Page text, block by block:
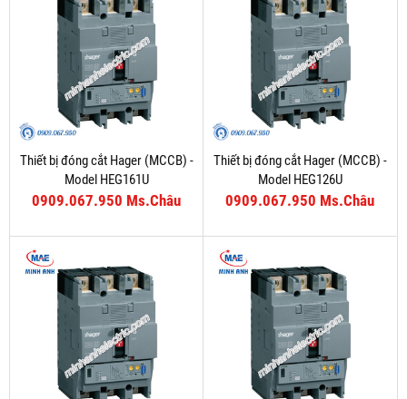
Thiết bị đóng cắt Hager (MCCB) -
Model HEG161U
0909.067.950 Ms.Châu
Thiết bị đóng cắt Hager (MCCB) -
Model HEG126U
0909.067.950 Ms.Châu